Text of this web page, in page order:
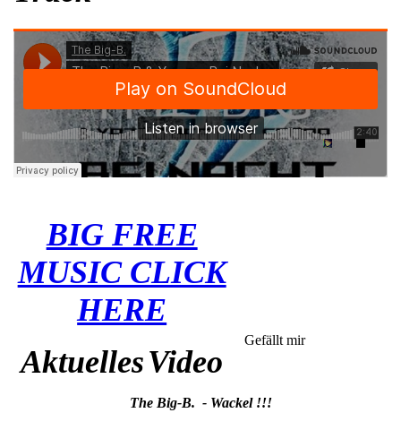
Gefällt mir
BIG FREE
MUSIC CLICK
HERE
AktuellesVideo
The Big-B. - Wackel !!!